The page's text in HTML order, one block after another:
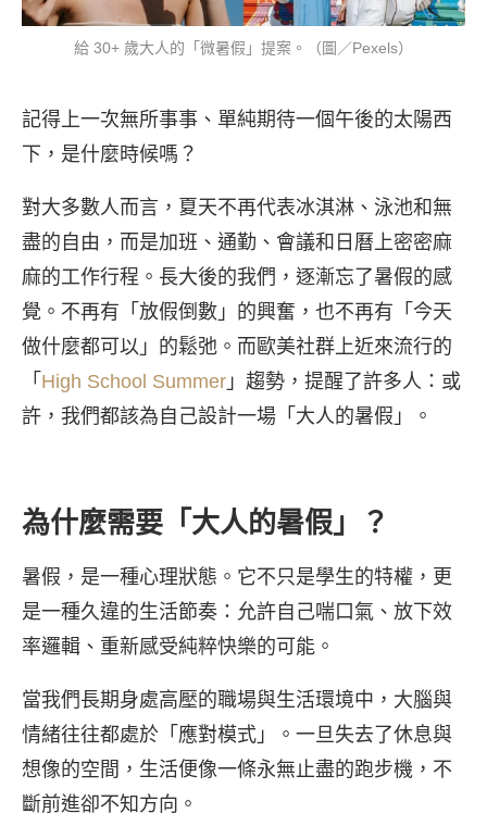
給 30+ 歲大人的「微暑假」提案。（圖／Pexels）
記得上一次無所事事、單純期待一個午後的太陽西
下，是什麼時候嗎？
對大多數人而言，夏天不再代表冰淇淋、泳池和無
盡的自由，而是加班、通勤、會議和日曆上密密麻
麻的工作行程。長大後的我們，逐漸忘了暑假的感
覺。不再有「放假倒數」的興奮，也不再有「今天
做什麼都可以」的鬆弛。而歐美社群上近來流行的
「 High School Summer 」趨勢，提醒了許多人：或
許，我們都該為自己設計一場「大人的暑假」。
為什麼需要「大人的暑假」？
暑假，是一種心理狀態。它不只是學生的特權，更
是一種久違的生活節奏：允許自己喘口氣、放下效
率邏輯、重新感受純粹快樂的可能。
當我們長期身處高壓的職場與生活環境中，大腦與
情緒往往都處於「應對模式」。一旦失去了休息與
想像的空間，生活便像一條永無止盡的跑步機，不
斷前進卻不知方向。